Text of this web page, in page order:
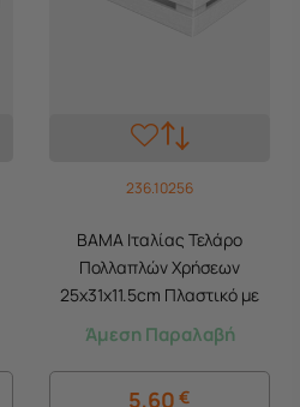
236.10256
BAMA Ιταλίας Τελάρο
Πολλαπλών Χρήσεων
25x31x11.5cm Πλαστικό με
Όψη Ξύλου Κρεμ TINA 2
Άμεση Παραλαβή
5,60 €